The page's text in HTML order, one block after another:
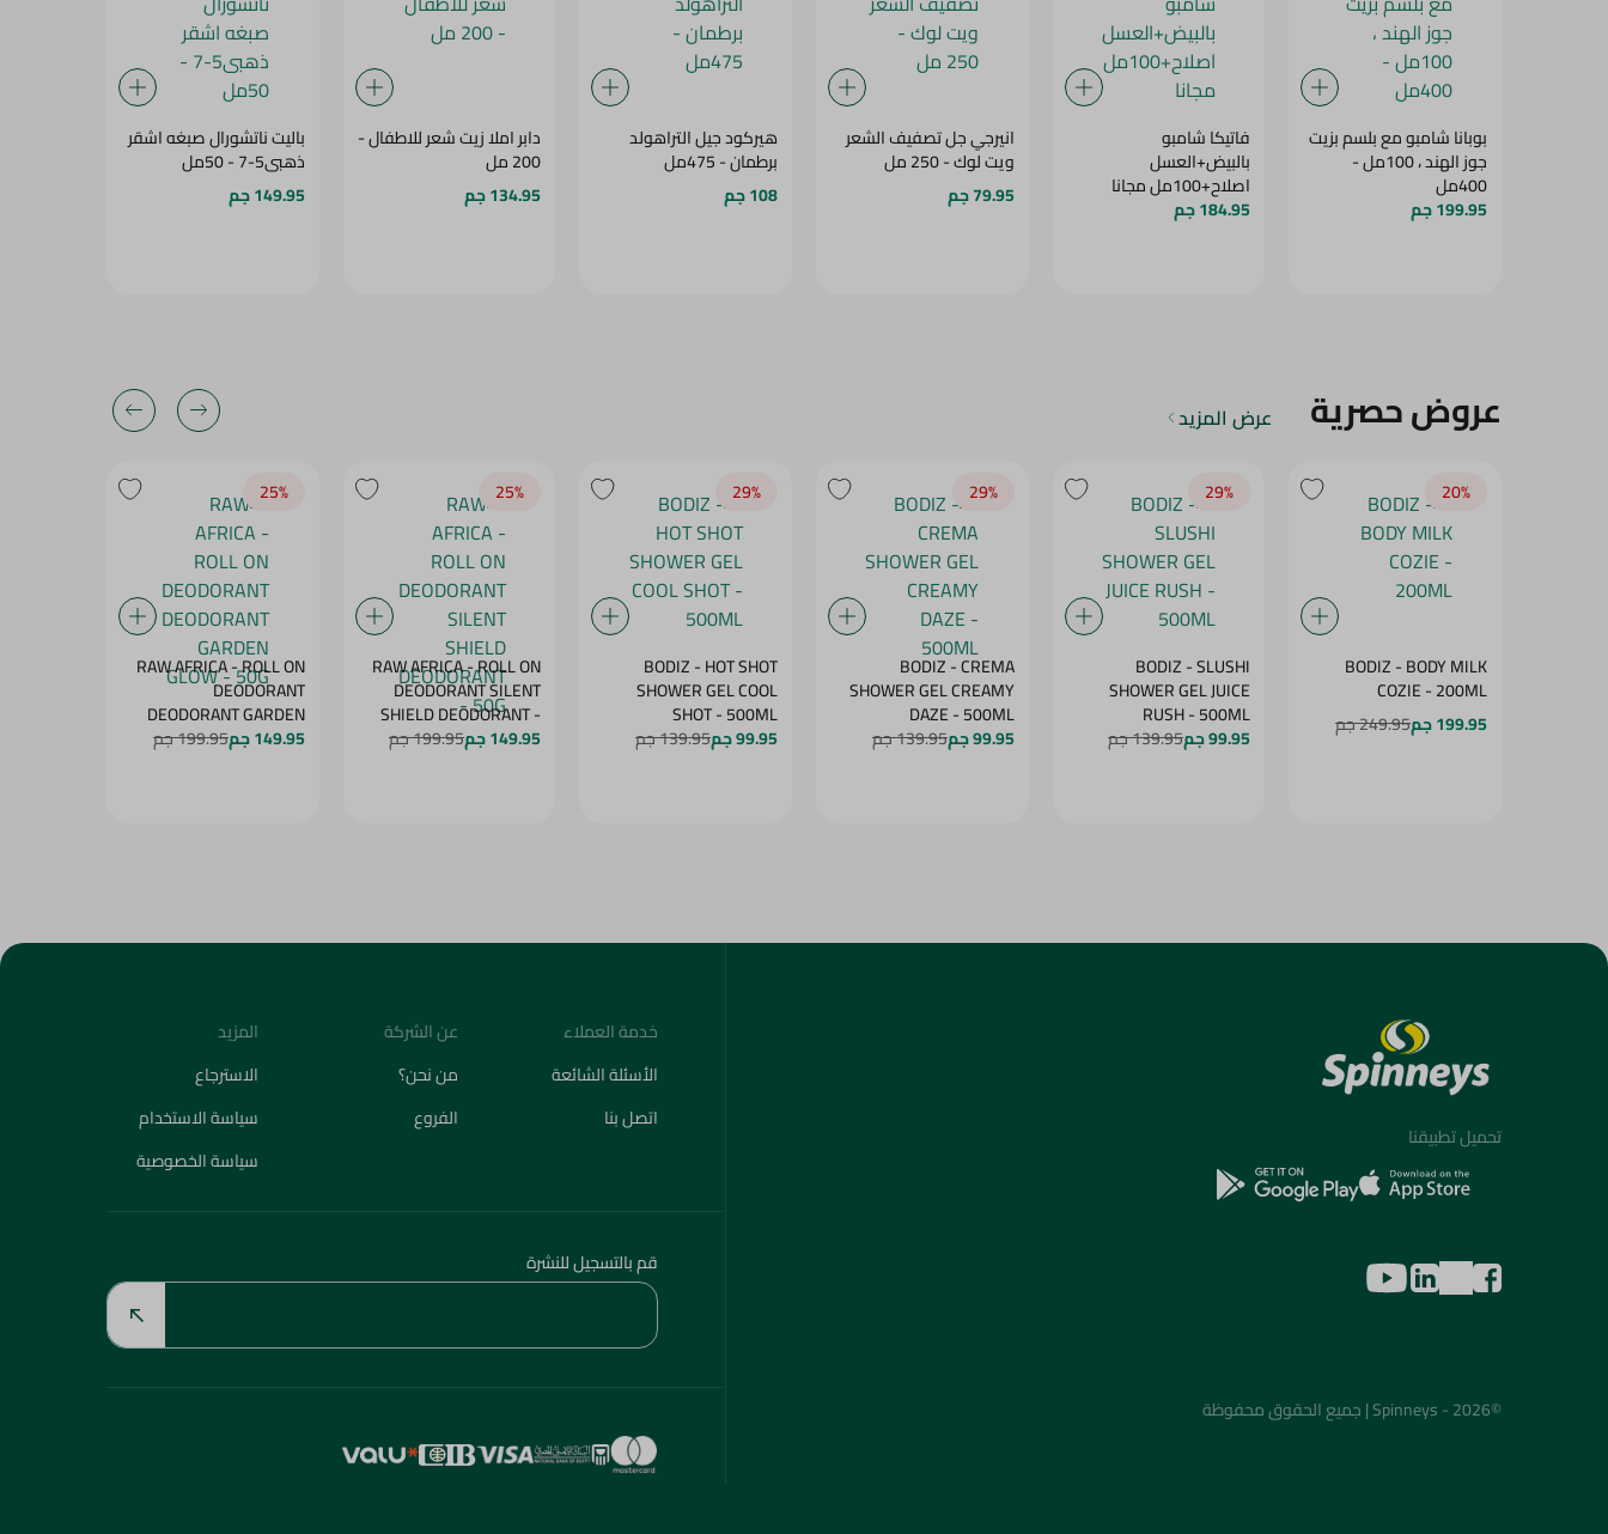
بوبانا شامبو مع بلسم بزيت
جوز الهند ، 100مل -
400مل
199.95 جم
فاتيكا شامبو
بالبيض+العسل
اصلاح+100مل مجانا
184.95 جم
انيرجي جل تصفيف الشعر
ويت لوك - 250 مل
79.95 جم
هيركود جيل التراهولد
برطمان - 475مل
108 جم
دابر املا زيت شعر للاطفال -
200 مل
134.95 جم
باليت ناتشورال صبغه اشقر
ذهبى5-7 - 50مل
149.95 جم
عروض حصرية عرض المزيد
20‎%‎
BODIZ - BODY MILK
COZIE - 200ML
199.95 جم
249.95 جم
29‎%‎
BODIZ - SLUSHI
SHOWER GEL JUICE
RUSH - 500ML
99.95 جم 139.95 جم
29‎%‎
BODIZ - CREMA
SHOWER GEL CREAMY
DAZE - 500ML
99.95 جم 139.95 جم
29‎%‎
BODIZ - HOT SHOT
SHOWER GEL COOL
SHOT - 500ML
99.95 جم 139.95 جم
25‎%‎
RAW AFRICA - ROLL ON
DEODORANT SILENT
SHIELD DEODORANT -
50G
149.95 جم 199.95 جم
25‎%‎
RAW AFRICA - ROLL ON
DEODORANT
DEODORANT GARDEN
GLOW - 50G
149.95 جم 199.95 جم
تحميل تطبيقنا
©2026 - Spinneys | جميع الحقوق محفوظة
خدمة العملاء
الأسئلة الشائعة
اتصل بنا
عن الشركة
من نحن؟
الفروع
المزيد
الاسترجاع
سياسة الاستخدام
سياسة الخصوصية
قم بالتسجيل للنشرة